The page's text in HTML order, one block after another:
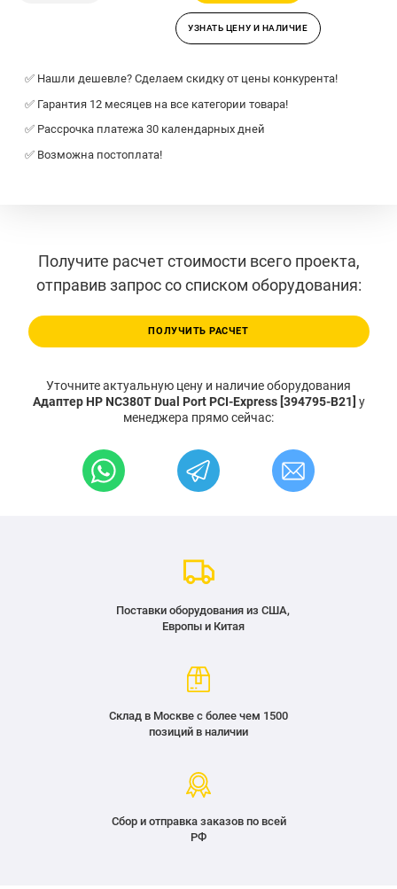
УЗНАТЬ ЦЕНУ И НАЛИЧИЕ
✅ Нашли дешевле? Сделаем скидку от цены конкурента!
✅ Гарантия 12 месяцев на все категории товара!
✅ Рассрочка платежа 30 календарных дней
✅ Возможна постоплата!
Получите расчет стоимости всего проекта,
отправив запрос со списком оборудования:
ПОЛУЧИТЬ РАСЧЕТ
Уточните актуальную цену и наличие оборудования
Адаптер HP NC380T Dual Port PCI-Express [394795-B21] у
менеджера прямо сейчас:
Поставки оборудования из США,
Европы и Китая
Склад в Москве с более чем 1500
позиций в наличии
Сбор и отправка заказов по всей
РФ